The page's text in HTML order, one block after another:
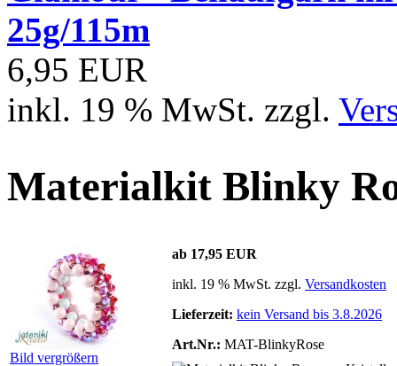
25g/115m
6,95 EUR
inkl. 19 % MwSt. zzgl.
Materialkit Blinky
Bild vergrößern
ab 17,95 EUR
inkl. 19 % MwSt. zzgl. Versandkosten
Lieferzeit: kein Versand bis 3.8.2026
Art.Nr.: MAT-BlinkyRose